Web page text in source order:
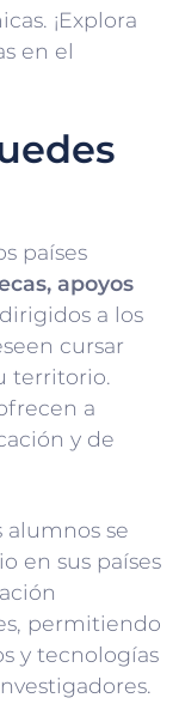
¡Explora
en el
países
apoyos
dirigidos a los
cursar
territorio.
a
y de
alumnos se
en sus países
permitiendo
y tecnologías